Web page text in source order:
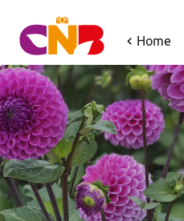
Home